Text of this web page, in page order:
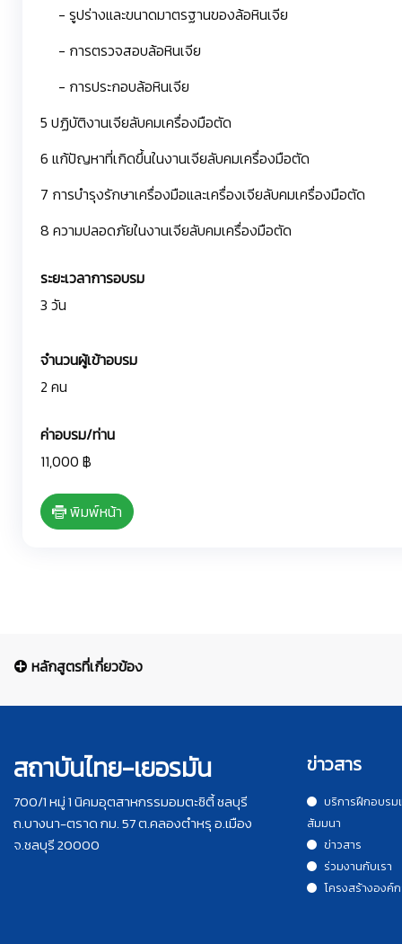
- รูปร่างและขนาดมาตรฐานของล้อหินเจีย
- การตรวจสอบล้อหินเจีย
- การประกอบล้อหินเจีย
5 ปฏิบัติงานเจียลับคมเครื่องมือตัด
6 แก้ปัญหาที่เกิดขึ้นในงานเจียลับคมเครื่องมือตัด
7 การบำรุงรักษาเครื่องมือและเครื่องเจียลับคมเครื่องมือตัด
8 ความปลอดภัยในงานเจียลับคมเครื่องมือตัด
ระยะเวลาการอบรม
3 วัน
จำนวนผู้เข้าอบรม
2 คน
ค่าอบรม/ท่าน
11,000 ฿
พิมพ์หน้า
หลักสูตรที่เกี่ยวข้อง
สถาบันไทย-เยอรมัน
700/1 หมู่ 1 นิคมอุตสาหกรรมอมตะซิตี้ ชลบุรี
ถ.บางนา-ตราด กม. 57 ต.คลองตำหรุ อ.เมือง
จ.ชลบุรี 20000
ข่าวสาร
บริการฝึกอบรม
สัมมนา
ข่าวสาร
ร่วมงานกับเรา
โครงสร้างองค์